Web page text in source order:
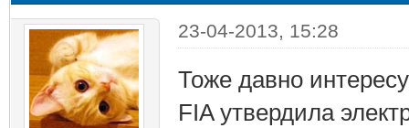
23-04-2013, 15:28
Тоже давно
FIA утвердила